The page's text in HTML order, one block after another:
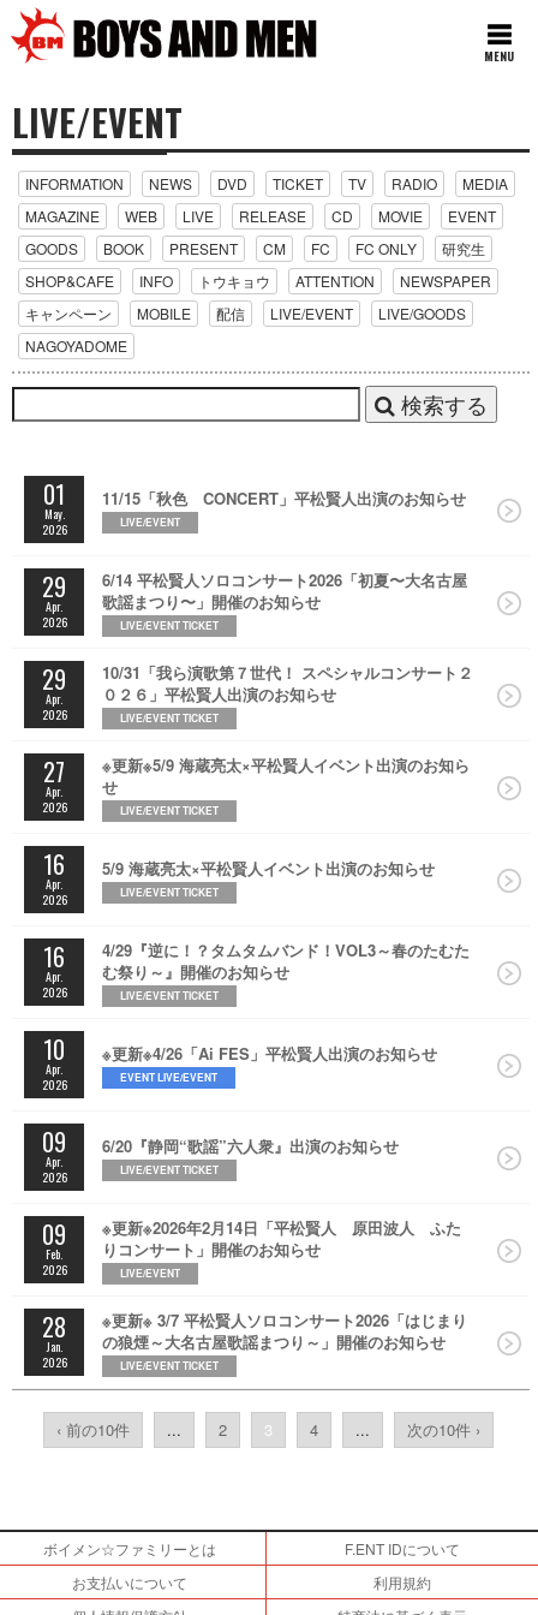
MENU
LIVE/EVENT
INFORMATION NEWS DVD TICKET TV RADIO
MEDIA
MAGAZINE
WEB LIVE RELEASE CD MOVIE
EVENT
GOODS
BOOK PRESENT CM FC FC ONLY
研究生
SHOP&CAFE
INFO トウキョウ ATTENTION
NEWSPAPER
キャンペーン
MOBILE 配信 LIVE/EVENT
LIVE/GOODS
NAGOYADOME
検索する
01
May.
2026
11/15「秋色 CONCERT」平松賢人出演のお知らせ
LIVE/EVENT
29
Apr.
2026
6/14 平松賢人ソロコンサート2026「初夏〜大名古屋
歌謡まつり〜」開催のお知らせ
LIVE/EVENT TICKET
29
Apr.
2026
10/31「我ら演歌第７世代！ スペシャルコンサート２
０２６」平松賢人出演のお知らせ
LIVE/EVENT TICKET
27
Apr.
2026
※更新※5/9 海蔵亮太×平松賢人イベント出演のお知ら
せ
LIVE/EVENT TICKET
16
Apr.
2026
5/9 海蔵亮太×平松賢人イベント出演のお知らせ
LIVE/EVENT TICKET
16
Apr.
2026
4/29『逆に！？タムタムバンド！VOL3～春のたむた
む祭り～』開催のお知らせ
LIVE/EVENT TICKET
10
Apr.
2026
※更新※4/26「Ai FES」平松賢人出演のお知らせ
EVENT LIVE/EVENT
09
Apr.
2026
6/20『静岡“歌謡”六人衆』出演のお知らせ
LIVE/EVENT TICKET
09
Feb.
2026
※更新※2026年2月14日「平松賢人 原田波人 ふた
りコンサート」開催のお知らせ
LIVE/EVENT
28
Jan.
2026
※更新※ 3/7 平松賢人ソロコンサート2026「はじまり
の狼煙～大名古屋歌謡まつり～」開催のお知らせ
LIVE/EVENT TICKET
‹ 前の10件 ... 2 3 4 ... 次の10件 ›
ボイメン☆ファミリーとは
F.ENT IDについて
お支払いについて
利用規約